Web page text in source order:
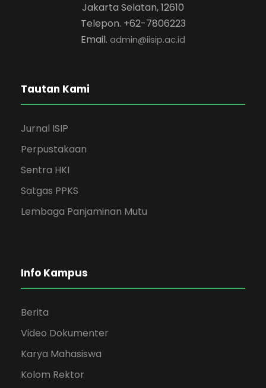
Jakarta Selatan, 12610
Telepon. +62-7806223
Email. admin@iisip.ac.id
Tautan Kami
Jurnal ISIP
Perpustakaan
Sentra HKI
Satgas PPKS
Lembaga Panjaminan Mutu
Info Kampus
Berita
Video Dokumenter
Karya Mahasiswa
Kolom Rektor